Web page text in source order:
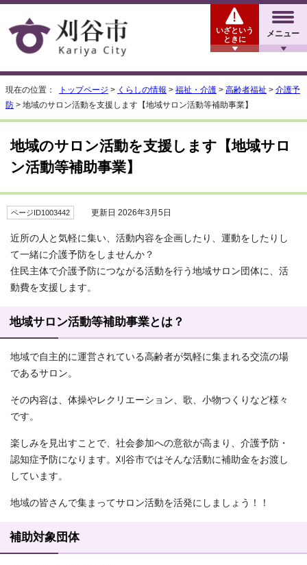
メニュー
いざという
ときに
現在の位置： トップページ > くらしの情報 > 福祉・介護 > 高齢者福祉 > 介護予
防 > 地域のサロン活動を支援します【地域サロン活動等補助事業】
地域のサロン活動を支援します【地域サロ
ン活動等補助事業】
ページID1003442 更新日 2026年3月5日
近所の人と気軽に集い、活動内容を企画したり、運動をしたりし
て一緒に介護予防をしませんか？
住民主体で介護予防につながる活動を行う地域サロン団体に、活
動費を支援します。
地域サロン活動等補助事業とは？
地域で自主的に運営されている高齢者が気軽に集まれる交流の場
であるサロン。
その内容は、体操やレクリエーション、歌、小物つくりなど様々
です。
楽しみを見出すことで、社会参加への意欲が高まり、介護予防・
認知症予防になります。刈谷市ではそんな活動に補助金をお渡し
しています。
地域の皆さんで集まってサロン活動を活発にしましょう！！
補助対象団体